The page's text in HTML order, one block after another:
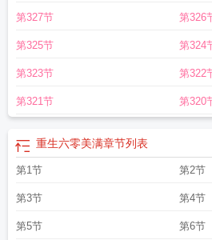
资穿回60年代
我带着十亿物资穿回六零年代免
零年代全文免费阅读
我带着十亿物资穿回六零
零飞猪猪
我带着十亿物资穿回六零年代 呆萌的
代免费我带着十亿物资穿回六零年代最新章节
带着十亿物资穿回六零年代笔趣阁我带着十亿
零年代全文免费 我带着十亿物资穿回六零年代
年代完整版本免费阅读
带着十几亿物资的空间
第327节 第326
第325节 第324
第323节 第322
第321节 第320
重生六零美满章节列表
第1节 第2节
第3节 第4节
第5节 第6节